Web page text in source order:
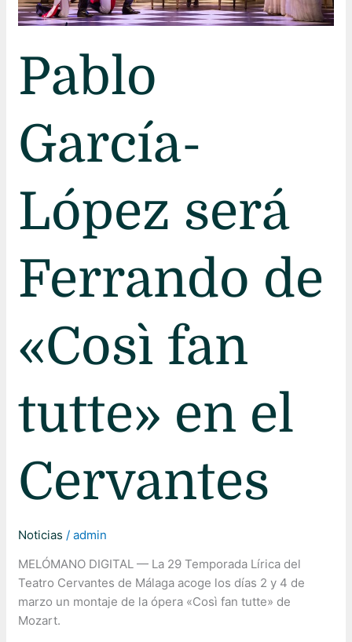
Pablo
García-
López será
Ferrando de
«Così fan
tutte» en el
Cervantes
Noticias /admin
MELÓMANO DIGITAL — La 29 Temporada Lírica del
Teatro Cervantes de Málaga acoge los días 2 y 4 de
marzo un montaje de la ópera «Così fan tutte» de
Mozart.
el
Cervantes